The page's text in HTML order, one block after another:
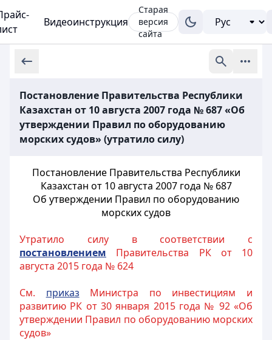
Видеоинструкция
Старая
версия
сайта
Постановление Правительства Республики
Казахстан от 10 августа 2007 года № 687 «Об
утверждении Правил по оборудованию
морских судов» (утратило силу)
Постановление Правительства Республики
Казахстан от 10 августа 2007 года № 687
Об утверждении Правил по оборудованию
морских судов
Утратило силу в соответствии с
постановлением Правительства РК от 10
августа 2015 года № 624
См. приказ Министра по инвестициям и
развитию РК от 30 января 2015 года № 92 «Об
утверждении Правил по оборудованию морских
судов»